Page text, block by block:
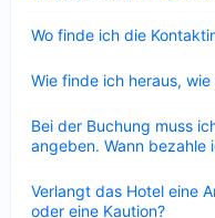
Wo finde ich die
Wie finde ich heraus,
Bei der Buchung muss
angeben. Wann bezahle
Verlangt das Hotel eine
oder eine Kaution?